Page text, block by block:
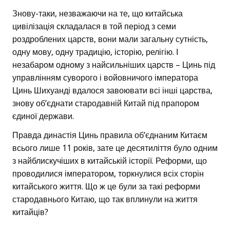
Знову-таки, незважаючи на те, що китайська
цивілізація складалася в той період з семи
роздроблених царств, вони мали загальну сутність,
одну мову, одну традицію, історію, релігію. І
незабаром одному з найсильніших царств – Цинь під
управлінням суворого і войовничого імператора
Цинь Шихуанді вдалося завоювати всі інші царства,
знову об’єднати стародавній Китай під прапором
єдиної держави.
Правда династія Цинь правила об’єднаним Китаєм
всього лише 11 років, зате це десятиліття було одним
з найблискучіших в китайській історії. Реформи, що
проводилися імператором, торкнулися всіх сторін
китайського життя. Що ж це були за такі реформи
стародавнього Китаю, що так вплинули на життя
китайців?